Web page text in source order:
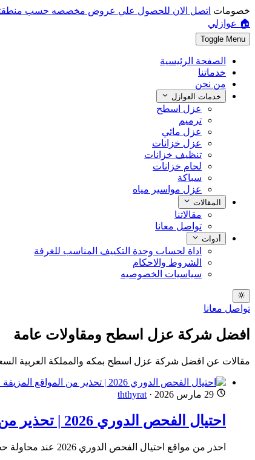
خصومات اتصل الان للحصول علي عروض مخصصه حسب
🏠 عوازلي
Toggle Menu
الصفحة الرئيسية
خدماتنا
من نحن
خدمات العوازل
عزل اسطح
ترميم
عزل مائي
عزل خزانات
تنظيف خزانات
لحام خزانات
سباكة
عزل مواسير مياه
المقالات
مقالاتنا
تواصل معانا
أدوات
اداة لحساب وحدة التكييف المناسب للغرفة
الشروط والاحكام
سياسيات الخصوصيه
تواصل معانا
افضل شركة عزل اسطح ومقاولات عامة
مقالات عن افضل شركة عزل اسطح بمكه والمملكة العربية
29 مارس 2026 ·
ththyrat
احتيال الفحص الدوري 2026 | تحذير من المواقع المزيفة للإيجار
احذر من مواقع احتيال الفحص الدوري 2026 عند محاولة حجز موعد الفحص الدوري للمركبات وطلب أموال للحجز. خدمة الحجز مجانية تماماً